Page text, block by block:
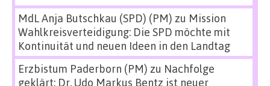
MdL Anja Butschkau (SPD) (PM) zu Mission
Wahlkreisverteidigung: Die SPD möchte mit
Kontinuität und neuen Ideen in den Landtag
Erzbistum Paderborn (PM) zu Nachfolge
geklärt: Dr. Udo Markus Bentz ist neuer